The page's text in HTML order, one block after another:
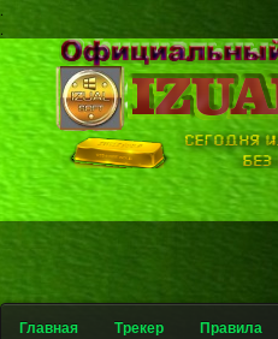
.
.
Главная Трекер Правила